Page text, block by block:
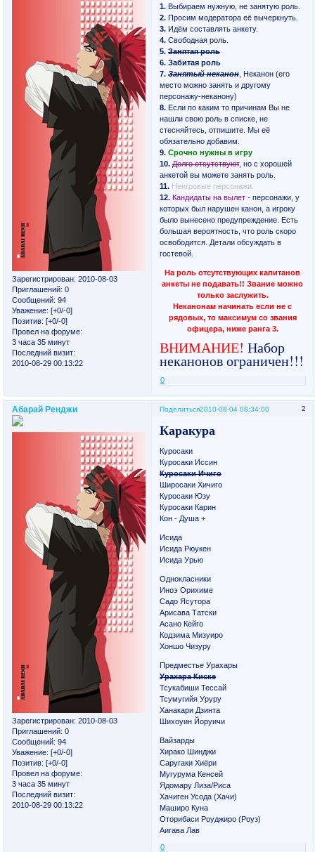
Зарегистрирован: 2010-08-03
Приглашений: 0
Сообщений: 94
Уважение: [+0/-0]
Позитив: [+0/-0]
Провел на форуме:
3 часа 35 минут
Последний визит:
2010-08-29 00:13:22
1. Выбираем нужную, не занятую роль.
2. Просим модератора её вычеркнуть.
3. Идём составлять анкету.
4. Свободная роль.
5. Занятая роль
6. Забитая роль
7. Занятый неканон , Неканон (его
место можно занять и другому
персонажу-неканону)
8. Если по каким то причинам Вы не
нашли свою роль в списке, не
стесняйтесь, отпишите. Мы её
обязательно добавим.
9. Срочно нужны в игру
10. Долго отсутствуют, но с хорошей
анкетой вы можете занять роль.
11. Неигровые персонажи.
12. Кандидаты на вылет - персонажи, у
которых был нарушен канон, а игроку
было вынесено предупреждение. Есть
большая вероятность, что роль скоро
освободится. Детали обсуждать в
гостевой.
На роль отсутствующих капитанов
анкеты не подавать!! Звание можно
только заслужить.
Неканонам начинать если не с
рядовых, то максимум со звания
офицера, ниже ранга 3.
ВНИМАНИЕ! Набор
неканонов ограничен!!!
0
Поделиться 2
2010-08-04 08:34:00
Абарай Ренджи
Зарегистрирован: 2010-08-03
Приглашений: 0
Сообщений: 94
Уважение: [+0/-0]
Позитив: [+0/-0]
Провел на форуме:
3 часа 35 минут
Последний визит:
2010-08-29 00:13:22
Каракура
Куросаки
Куросаки Иссин
Куросаки Ичиго
Широсаки Хичиго
Куросаки Юзу
Куросаки Карин
Кон - Душа +
Исида
Исида Рюукен
Исида Урью
Однокласники
Иноэ Орихиме
Садо Ясутора
Арисава Татски
Асано Кейго
Кодзима Мизуиро
Хоншо Чизуру
Предместье Урахары
Урахара Киске
Тсукабиши Тессай
Тсумугийя Уруру
Ханакари Дзинта
Шихоуин Йоруичи
Вайзарды
Хирако Шинджи
Саругаки Хиёри
Мугурума Кенсей
Ядомару Лиза/Риса
Хачиген Усода (Хачи)
Маширо Куна
Оторибаси Роуджиро (Роуз)
Аигава Лав
0